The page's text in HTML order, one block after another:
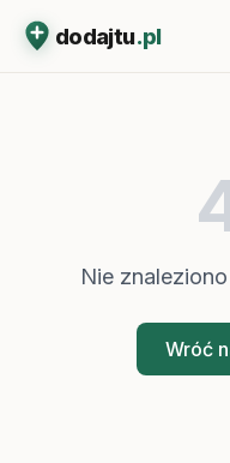
dodajtu.pl
Nie
Wróć